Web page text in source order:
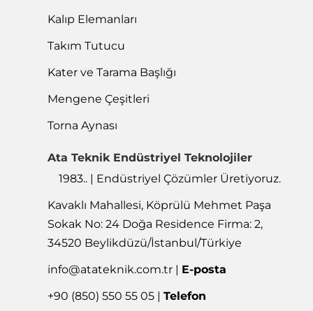
Kalıp Elemanları
Takım Tutucu
Kater ve Tarama Başlığı
Mengene Çeşitleri
Torna Aynası
Ata Teknik Endüstriyel Teknolojiler
1983.. | Endüstriyel Çözümler Üretiyoruz.
Kavaklı Mahallesi, Köprülü Mehmet Paşa
Sokak No: 24 Doğa Residence Firma: 2,
34520 Beylikdüzü/İstanbul/Türkiye
info@atateknik.com.tr | E-posta
+90 (850) 550 55 05 |Telefon